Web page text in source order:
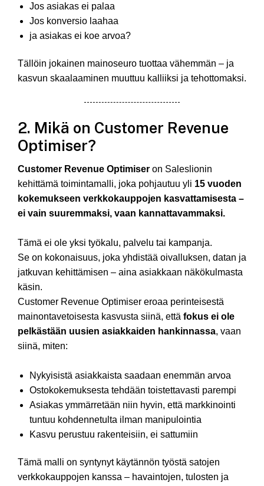
Jos asiakas ei palaa
Jos konversio laahaa
ja asiakas ei koe arvoa?
Tällöin jokainen mainoseuro tuottaa vähemmän – ja
kasvun skaalaaminen muuttuu kalliiksi ja tehottomaksi.
2. Mikä on Customer Revenue
Optimiser?
Customer Revenue Optimiser on Saleslionin
kehittämä toimintamalli, joka pohjautuu yli 15 vuoden
kokemukseen verkkokauppojen kasvattamisesta –
ei vain suuremmaksi, vaan kannattavammaksi.
Tämä ei ole yksi työkalu, palvelu tai kampanja.
Se on kokonaisuus, joka yhdistää oivalluksen, datan ja
jatkuvan kehittämisen – aina asiakkaan näkökulmasta
käsin.
Customer Revenue Optimiser eroaa perinteisestä
mainontavetoisesta kasvusta siinä, että fokus ei ole
pelkästään uusien asiakkaiden hankinnassa, vaan
siinä, miten:
Nykyisistä asiakkaista saadaan enemmän arvoa
Ostokokemuksesta tehdään toistettavasti parempi
Asiakas ymmärretään niin hyvin, että markkinointi
tuntuu kohdennetulta ilman manipulointia
Kasvu perustuu rakenteisiin, ei sattumiin
Tämä malli on syntynyt käytännön työstä satojen
verkkokauppojen kanssa – havaintojen, tulosten ja